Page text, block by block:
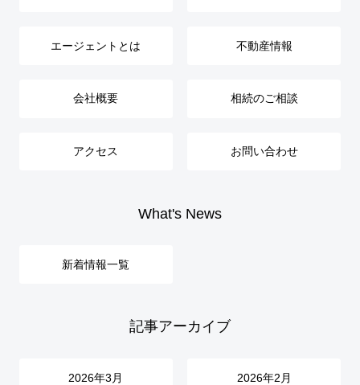
エージェントとは 不動産情報
会社概要 相続のご相談
アクセス お問い合わせ
What's News
新着情報一覧
記事アーカイブ
2026年3月 2026年2月